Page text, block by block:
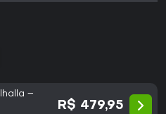
–
R$ 479,95